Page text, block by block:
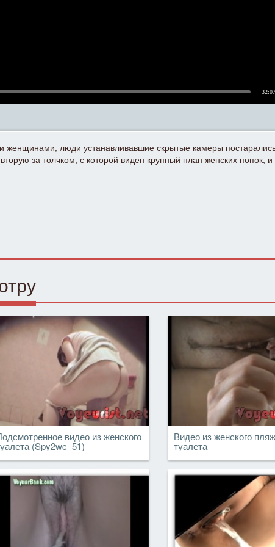
32:07
люди устанавливавшие скрытые камеры
за толчком, с которой виден крупный план женских попок,
видео из женского
(Spy2wc_51)
Видео из женского
туалета